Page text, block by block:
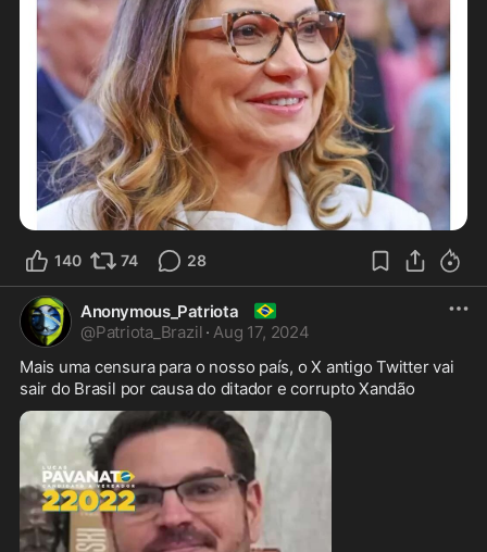
140 74 28
Anonymous_Patriota 🇧🇷
@Patriota_Brazil · Aug 17, 2024
Mais uma censura para o nosso país, o X antigo Twitter vai
sair do Brasil por causa do ditador e corrupto Xandão